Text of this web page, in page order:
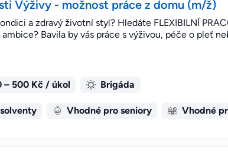
Výživy - možnost práce z domu (m/ž)
a zdravý životní styl? Hledáte FLEXIBILNÍ
Bavila by vás práce s výživou, péče o pleť
– 500 Kč / úkol Brigáda
Vhodné pro seniory Vhodné